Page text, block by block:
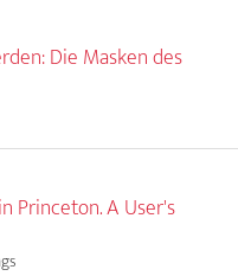
Die Masken des
Princeton. A User's